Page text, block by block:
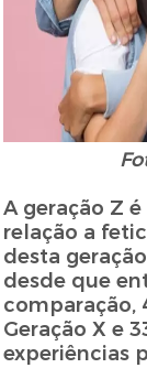
A geração Z
relação a
desta
desde que
comparação,
Geração X e
experiências